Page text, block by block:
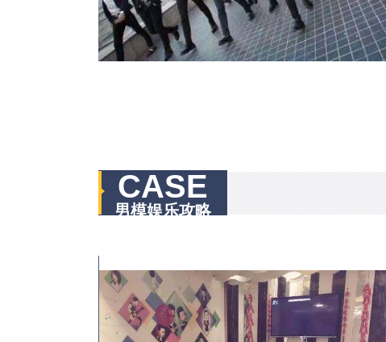
CASE
男模娱乐攻略